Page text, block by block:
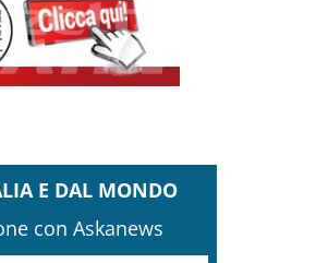
E DAL MONDO
con Askanews